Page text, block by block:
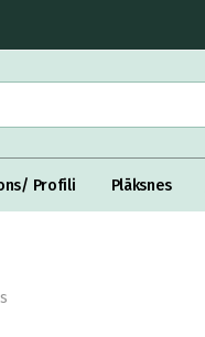
Profili Plāksnes